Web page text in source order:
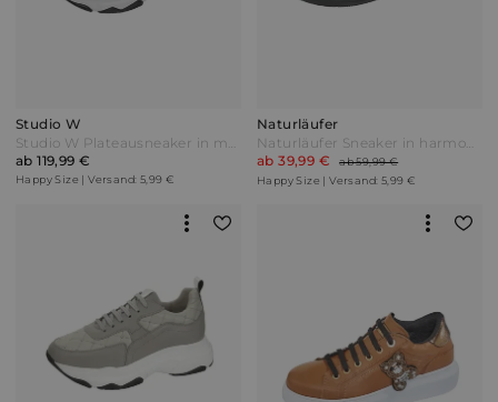
Studio W
Studio W Plateausneaker in modischer Stepp-Optik Marineblau
ab 119,99 €
Happy Size | Versand: 5,99 €
Naturläufer
Naturläufer Sneaker in harmonischer Farbkombination Marineblau
ab 39,99 €
ab 59,99 €
Happy Size | Versand: 5,99 €